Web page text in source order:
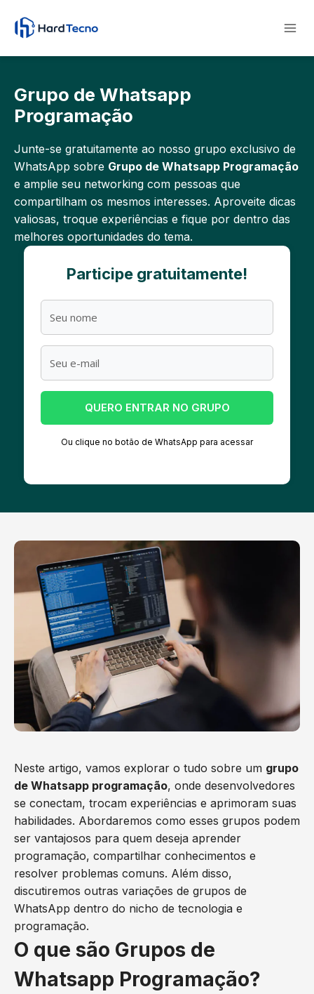
para
Conteúdo
Grupo de Whatsapp
Programação
Junte-se gratuitamente ao nosso grupo exclusivo de
WhatsApp sobre Grupo de Whatsapp Programação
e amplie seu networking com pessoas que
compartilham os mesmos interesses. Aproveite dicas
valiosas, troque experiências e fique por dentro das
melhores oportunidades do tema.
Participe gratuitamente!
QUERO ENTRAR NO GRUPO
Ou clique no botão de WhatsApp para acessar
Neste artigo, vamos explorar o tudo sobre um grupo
de Whatsapp programação, onde desenvolvedores
se conectam, trocam experiências e aprimoram suas
habilidades. Abordaremos como esses grupos podem
ser vantajosos para quem deseja aprender
programação, compartilhar conhecimentos e
resolver problemas comuns. Além disso,
discutiremos outras variações de grupos de
WhatsApp dentro do nicho de tecnologia e
programação.
O que são Grupos de
Whatsapp Programação?